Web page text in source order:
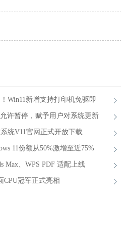
Win11新增支持打印机免驱即
许暂停，赋予用户对系统更新
统V11官网正式开放下载
11份额从50%激增至近75%
Max、WPS PDF 适配上线
CPU冠军正式亮相